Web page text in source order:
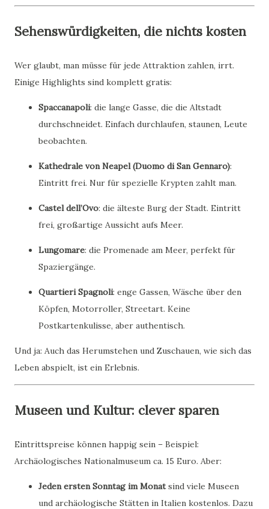
Sehenswürdigkeiten, die nichts kosten
Wer glaubt, man müsse für jede Attraktion zahlen, irrt.
Einige Highlights sind komplett gratis:
Spaccanapoli: die lange Gasse, die die Altstadt
durchschneidet. Einfach durchlaufen, staunen, Leute
beobachten.
Kathedrale von Neapel (Duomo di San Gennaro):
Eintritt frei. Nur für spezielle Krypten zahlt man.
Castel dell’Ovo: die älteste Burg der Stadt. Eintritt
frei, großartige Aussicht aufs Meer.
Lungomare: die Promenade am Meer, perfekt für
Spaziergänge.
Quartieri Spagnoli: enge Gassen, Wäsche über den
Köpfen, Motorroller, Streetart. Keine
Postkartenkulisse, aber authentisch.
Und ja: Auch das Herumstehen und Zuschauen, wie sich das
Leben abspielt, ist ein Erlebnis.
Museen und Kultur: clever sparen
Eintrittspreise können happig sein – Beispiel:
Archäologisches Nationalmuseum ca. 15 Euro. Aber:
Jeden ersten Sonntag im Monatsind viele Museen
und archäologische Stätten in Italien kostenlos. Dazu